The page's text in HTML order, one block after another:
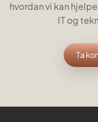
hvordan vi kan
IT og
Ta